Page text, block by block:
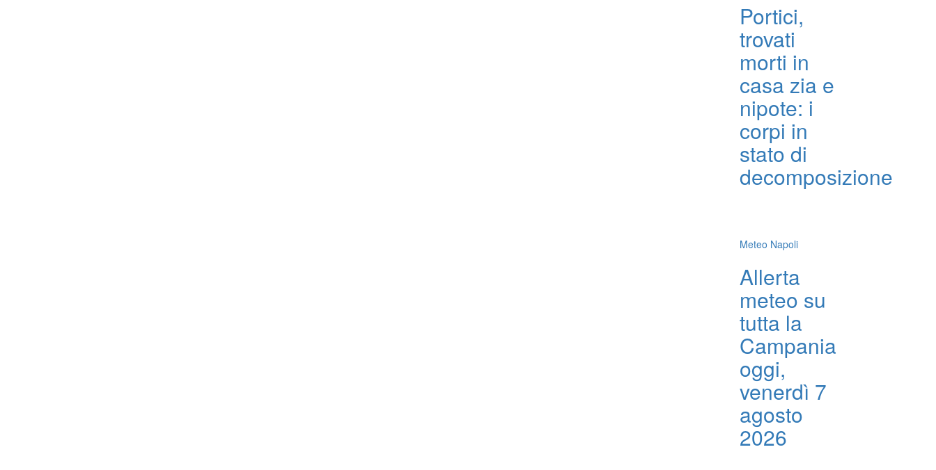
Portici,
trovati
morti in
casa zia e
nipote: i
corpi in
stato di
decomposizione
Meteo Napoli
Allerta
meteo su
tutta la
Campania
oggi,
venerdì 7
agosto
2026